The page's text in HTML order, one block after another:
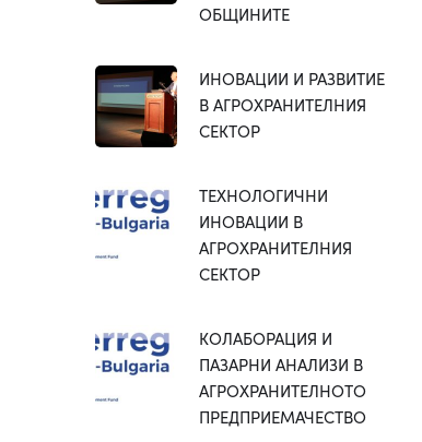
ОБЩИНИТЕ
ИНОВАЦИИ И РАЗВИТИЕ
В АГРОХРАНИТЕЛНИЯ
СЕКТОР
ТЕХНОЛОГИЧНИ
ИНОВАЦИИ В
АГРОХРАНИТЕЛНИЯ
СЕКТОР
КОЛАБОРАЦИЯ И
ПАЗАРНИ АНАЛИЗИ В
АГРОХРАНИТЕЛНОТО
ПРЕДПРИЕМАЧЕСТВО